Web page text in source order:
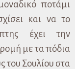
ποτάμι
και να το
έχει την
με τα πόδια
του Σουλίου στα